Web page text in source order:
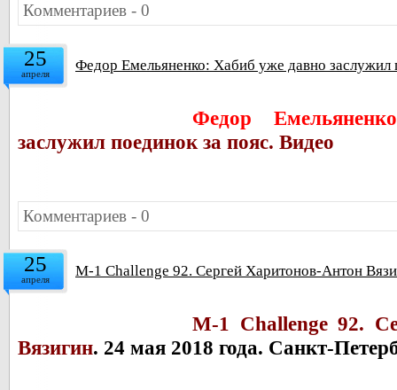
Комментариев - 0
25
апреля Федор Емельяненко: Хабиб уже давно заслужил
Федор
заслужил поединок за пояс. Видео
Комментариев - 0
25
апреля M-1 Challenge 92. Сергей Харитонов-Антон
M-1 Challenge 92.
Вязигин. 24 мая 2018 года. Санкт-